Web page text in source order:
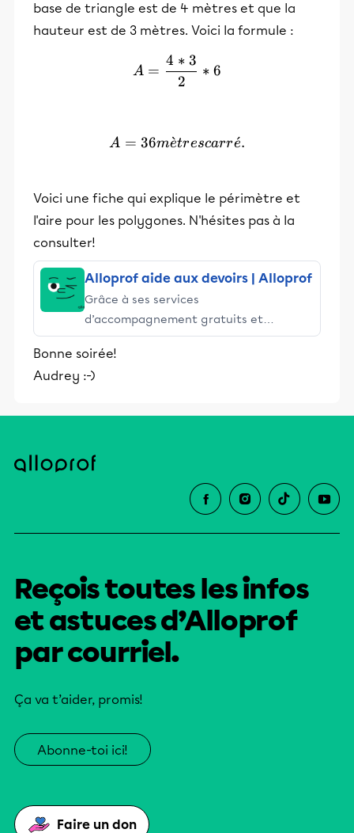
base de triangle est de 4 mètres et que la
hauteur est de 3 mètres. Voici la formule :
A = \frac{4 * 3}{2} * 6
A =
2
4 ∗ 3
∗ 6
A = 36 mètres carré.
A = 36me
ˋtrescarre
ˊ.
Voici une fiche qui explique le périmètre et
l'aire pour les polygones. N'hésites pas à la
consulter!
Alloprof aide aux devoirs | Alloprof
Grâce à ses services
d’accompagnement gratuits et
stimulants, Alloprof engage les élèves
et leurs parents dans la réussite
éducative.
Bonne soirée!
Audrey :-)
Reçois toutes les infos
et astuces d’Alloprof
par courriel.
Ça va t’aider, promis!
Abonne-toi ici!
Faire un don